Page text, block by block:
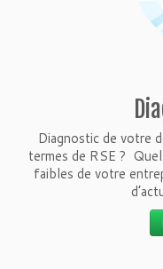
Diagnostic de votre
termes de RSE ?
faibles de votre